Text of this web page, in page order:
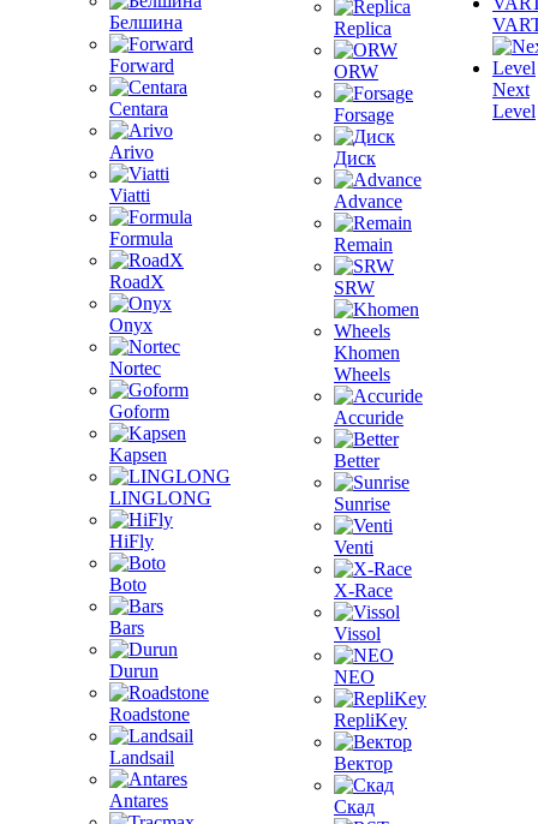
Белшина
Forward
Centara
Arivo
Viatti
Formula
RoadX
Onyx
Nortec
Goform
Kapsen
LINGLONG
HiFly
Boto
Bars
Durun
Roadstone
Landsail
Antares
Replica
ORW
Forsage
Диск
Advance
Remain
SRW
Khomen
Wheels
Accuride
Better
Sunrise
Venti
X-Race
Vissol
NEO
RepliKey
Вектор
Скад
Next
Level